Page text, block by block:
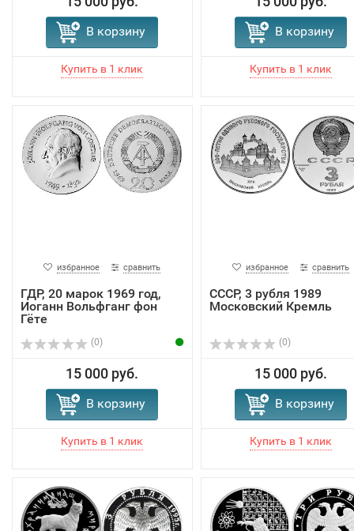
В корзину В корзину
избранное сравнить
ГДР, 20 марок 1969 год,
Иоганн Вольфганг фон
Гёте
(0)
15 000 руб.
В корзину
избранное сравнить
СССР, 3 рубля 1989
Московский Кремль
(0)
15 000 руб.
В корзину